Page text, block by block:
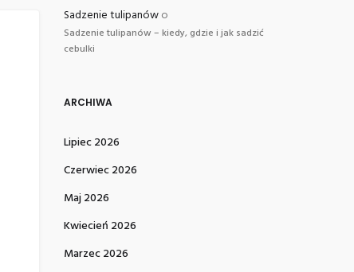
Sadzenie tulipanówo
Sadzenie tulipanów – kiedy, gdzie i jak sadzić
cebulki
ARCHIWA
Lipiec 2026
Czerwiec 2026
Maj 2026
Kwiecień 2026
Marzec 2026